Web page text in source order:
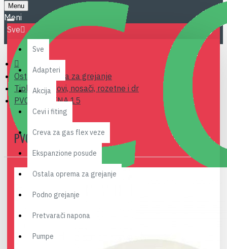
Menu
Sve
Sve
Adapteri
Akcija
Cevi i fiting
Creva za gas flex veze
Ekspanzione posude
Ostala oprema za grejanje
Podno grejanje
Pretvarači napona
Pumpe
Ostala oprema za grejanje
Tiplovi, šrafovi, nosači, rozetne i dr
PVC ROZETNA 15
PVC ROZETNA 15